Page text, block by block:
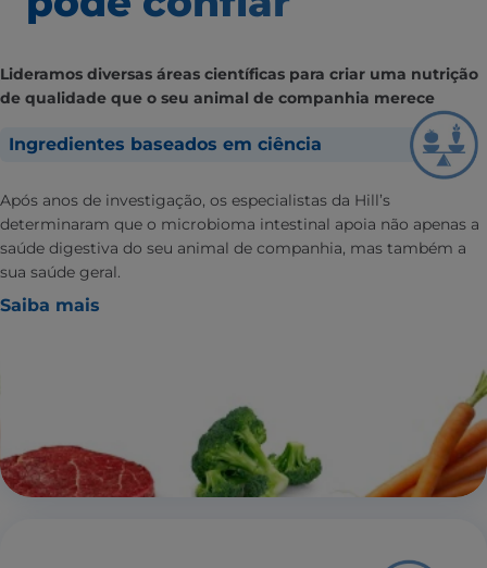
Lideramos diversas áreas científicas para criar uma nutrição
de qualidade que o seu animal de companhia merece
Ingredientes baseados em ciência
Após anos de investigação, os especialistas da Hill’s
determinaram que o microbioma intestinal apoia não apenas a
saúde digestiva do seu animal de companhia, mas também a
sua saúde geral.
Saiba mais